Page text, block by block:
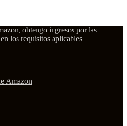
obtengo ingresos por las
los requisitos aplicables
Amazon